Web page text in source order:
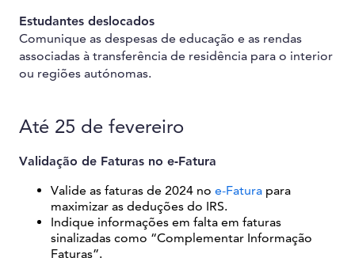
Estudantes deslocados
Comunique as despesas de educação e as rendas
associadas à transferência de residência para o interior
ou regiões autónomas.
Até 25 de fevereiro
Validação de Faturas no e-Fatura
Valide as faturas de 2024 no e-Fatura para
maximizar as deduções do IRS.
Indique informações em falta em faturas
sinalizadas como “Complementar Informação
Faturas”.